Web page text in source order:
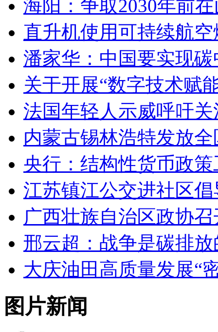
海阳：争取2030年前
直升机使用可持续航
潘家华：中国要实现
关于开展“数字技术赋
法国年轻人示威呼吁
内蒙古锡林浩特发放
央行：结构性货币政
江苏镇江公交进社区
广西壮族自治区政协
邢云超：战争是碳排
大庆油田高质量发展“
图片新闻